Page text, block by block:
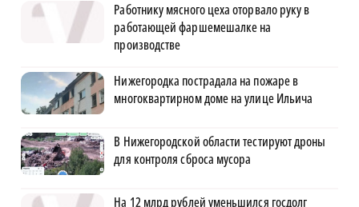
Работнику мясного цеха оторвало руку в
работающей фаршемешалке на
производстве
Нижегородка пострадала на пожаре в
многоквартирном доме на улице Ильича
В Нижегородской области тестируют дроны
для контроля сброса мусора
На 12 млрд рублей уменьшился госдолг